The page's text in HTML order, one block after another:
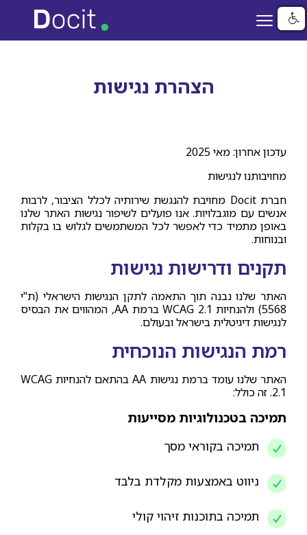
דילוג
לתוכן
העיקרי
הצהרת נגישות
עדכון אחרון: מאי 2025
מחויבותנו לנגישות
חברת Docit מחויבת להנגשת שירותיה לכלל הציבור, לרבות
אנשים עם מוגבלויות. אנו פועלים לשיפור נגישות האתר שלנו
באופן מתמיד כדי לאפשר לכל המשתמשים לגלוש בו בקלות
ובנוחות.
תקנים ודרישות נגישות
האתר שלנו נבנה תוך התאמה לתקן הנגישות הישראלי (ת"י
5568) ולהנחיות WCAG 2.1 ברמת AA, המהווים את הבסיס
לנגישות דיגיטלית בישראל ובעולם.
רמת הנגישות הנוכחית
האתר שלנו עומד ברמת נגישות AA בהתאם להנחיות WCAG
2.1. זה כולל:
תמיכה בטכנולוגיות מסייעות
תמיכה בקוראי מסך
ניווט באמצעות מקלדת בלבד
תמיכה בתוכנות זיהוי קולי